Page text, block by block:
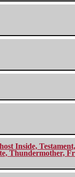
Inside,
Thundermother,